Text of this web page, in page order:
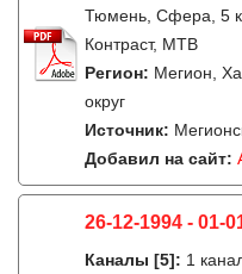
Тюмень, Сфера, 5
Контраст, МТВ
Регион: Мегион,
округ
Источник:
Добавил на сайт:
26-12-1994 - 01-
Каналы [5]: 1